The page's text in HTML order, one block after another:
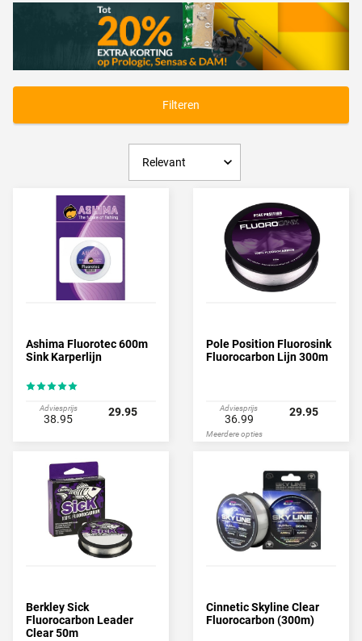
Minder ''Geheugen'', Minder rek danNylonwaardoor een snelle
beetindicatie, Ongevoelig voor UV licht(zon) en Slijtvastheid.
Fluorocarbon kan gebruikt worden alsonderlijnmateriaal
maar is ook ideaal te gebruiken als hoofdlijn.
Fluorocarbon kopen?
Fluorocarbon kopen doe je bij TackleXL.nl! TackleXL.nl beschikt
over een breed assortiment aan Fluorocarbon van top merken als
Filteren
Ashima Fluorotec 600m
Sink Karperlijn
Adviesprijs
38.95
29.95
Pole Position Fluorosink
Fluorocarbon Lijn 300m
Adviesprijs
36.99
29.95
Meerdere opties
Berkley Sick
Fluorocarbon Leader
Clear 50m
Cinnetic Skyline Clear
Fluorocarbon (300m)